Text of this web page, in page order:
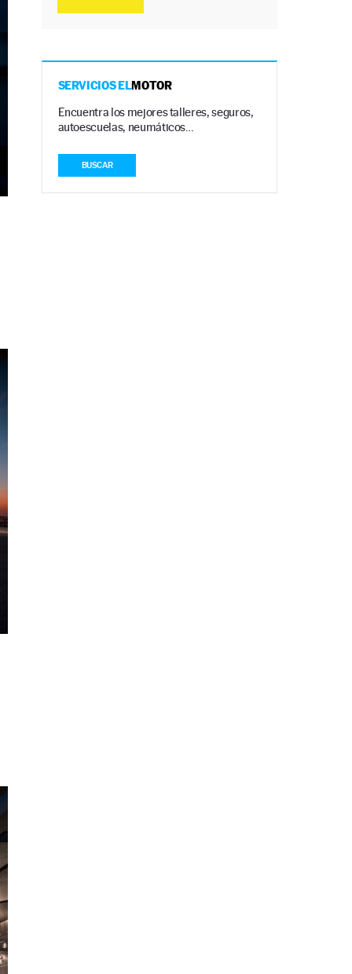
SERVICIOS ELMOTOR
Encuentra los mejores talleres, seguros,
autoescuelas, neumáticos…
BUSCAR